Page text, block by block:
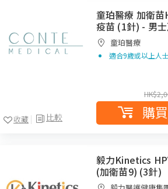
比較
收藏
童珀醫療 加衛
疫苗 (1針) - 男
童珀醫療
適合9歲或以上人士
HK$
購買
毅力Kinetics
(加衛苗9) (3針)